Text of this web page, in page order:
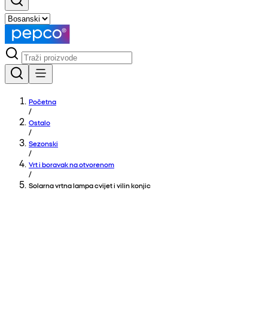
Početna
/
Ostalo
/
Sezonski
/
Vrt i boravak na otvorenom
/
Solarna vrtna lampa cvijet i vilin konjic